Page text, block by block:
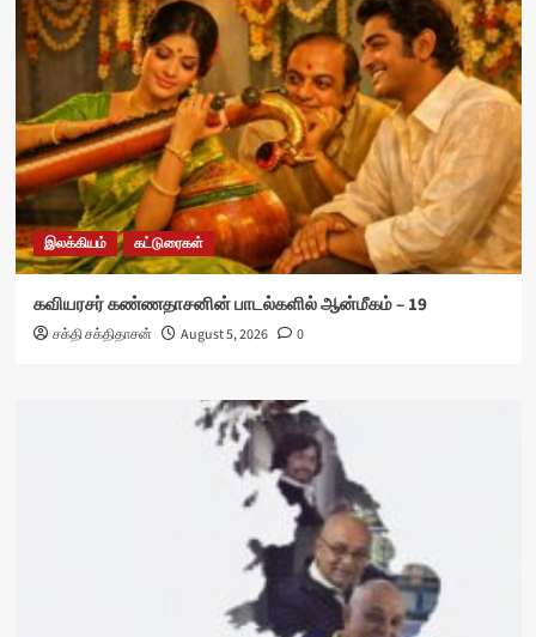
இலக்கியம் கட்டுரைகள்
கவியரசர் கண்ணதாசனின் பாடல்களில் ஆன்மீகம் – 19
சக்தி சக்திதாசன் August 5, 2026 0